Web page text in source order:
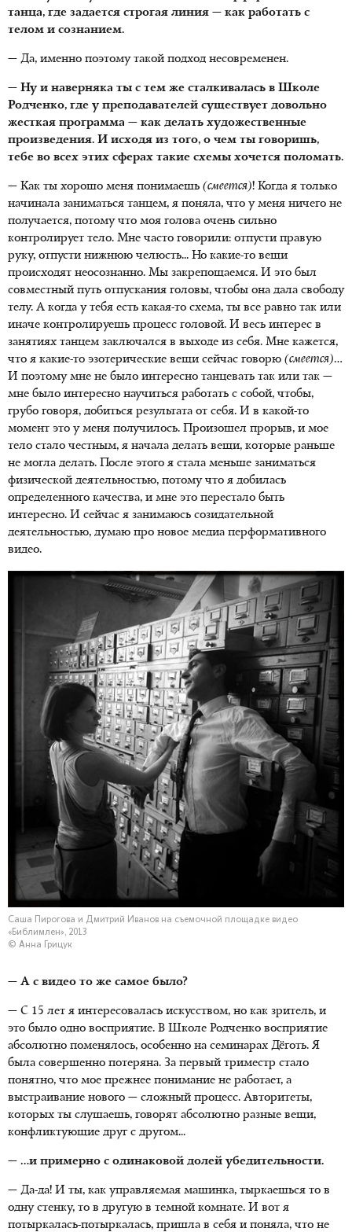
танца, где задается строгая линия — как работать с
телом и сознанием.
— Да, именно поэтому такой подход несовременен.
— Ну и наверняка ты с тем же сталкивалась в Школе
Родченко, где у преподавателей существует довольно
жесткая программа — как делать художественные
произведения. И исходя из того, о чем ты говоришь,
тебе во всех этих сферах такие схемы хочется поломать.
— Как ты хорошо меня понимаешь (смеется)! Когда я только
начинала заниматься танцем, я поняла, что у меня ничего не
получается, потому что моя голова очень сильно
контролирует тело. Мне часто говорили: отпусти правую
руку, отпусти нижнюю челюсть... Но какие-то вещи
происходят неосознанно. Мы закрепощаемся. И это был
совместный путь отпускания головы, чтобы она дала свободу
телу. А когда у тебя есть какая-то схема, ты все равно так или
иначе контролируешь процесс головой. И весь интерес в
занятиях танцем заключался в выходе из себя. Мне кажется,
что я какие-то эзотерические вещи сейчас говорю (смеется)…
И поэтому мне не было интересно танцевать так или так —
мне было интересно научиться работать с собой, чтобы,
грубо говоря, добиться результата от себя. И в какой-то
момент это у меня получилось. Произошел прорыв, и мое
тело стало честным, я начала делать вещи, которые раньше
не могла делать. После этого я стала меньше заниматься
физической деятельностью, потому что я добилась
определенного качества, и мне это перестало быть
интересно. И сейчас я занимаюсь созидательной
деятельностью, думаю про новое медиа перформативного
видео.
Саша Пирогова и Дмитрий Иванов на съемочной площадке видео
«Библимлен», 2013
© Анна Грицук
— А с видео то же самое было?
— С 15 лет я интересовалась искусством, но как зритель, и
это было одно восприятие. В Школе Родченко восприятие
абсолютно поменялось, особенно на семинарах Дёготь. Я
была совершенно потеряна. За первый триместр стало
понятно, что мое прежнее понимание не работает, а
выстраивание нового — сложный процесс. Авторитеты,
которых ты слушаешь, говорят абсолютно разные вещи,
конфликтующие друг с другом...
— …и примерно с одинаковой долей убедительности.
— Да-да! И ты, как управляемая машинка, тыркаешься то в
одну стенку, то в другую в темной комнате. И вот я
потыркалась-потыркалась, пришла в себя и поняла, что не